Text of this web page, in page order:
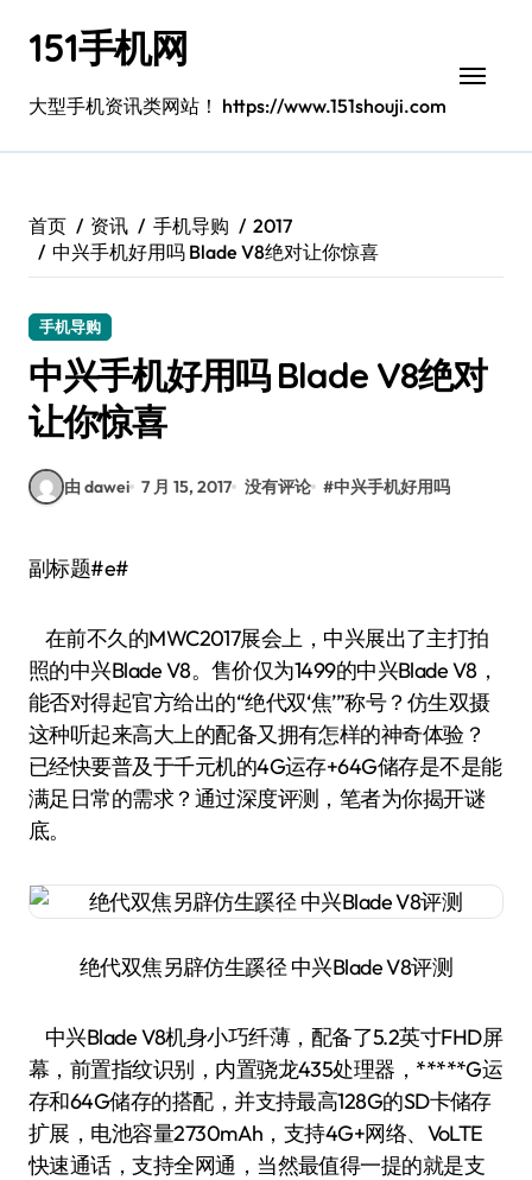
151手机网
大型手机资讯类网站！ https://www.151shouji.com
首页 资讯 手机导购
2017
中兴手机好用吗 Blade V8绝对让你惊喜
手机导购
中兴手机好用吗 Blade V8绝对
让你惊喜
由 dawei 7 月 15, 2017 没有评论 #中兴手机好用吗
副标题#e#
在前不久的MWC2017展会上，中兴展出了主打拍
照的中兴Blade V8。售价仅为1499的中兴Blade V8，
能否对得起官方给出的“绝代双‘焦’”称号？仿生双摄
这种听起来高大上的配备又拥有怎样的神奇体验？
已经快要普及于千元机的4G运存+64G储存是不是能
满足日常的需求？通过深度评测，笔者为你揭开谜
底。
绝代双焦另辟仿生蹊径 中兴Blade V8评测
中兴Blade V8机身小巧纤薄，配备了5.2英寸FHD屏
幕，前置指纹识别，内置骁龙435处理器，*****G运
存和64G储存的搭配，并支持最高128G的SD卡储存
扩展，电池容量2730mAh，支持4G+网络、VoLTE
快速通话，支持全网通，当然最值得一提的就是支